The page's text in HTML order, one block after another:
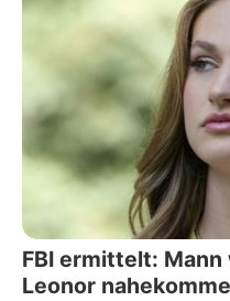
FBI ermittelt:
Leonor